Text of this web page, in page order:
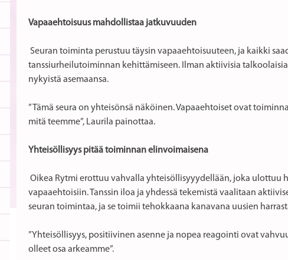
Vapaaehtoisuus mahdollistaa jatkuvuuden
Seuran toiminta perustuu täysin vapaaehtoisuuteen, ja kaikki
tanssiurheilutoiminnan kehittämiseen. Ilman aktiivisia
nykyistä asemaansa.
”Tämä seura on yhteisönsä näköinen. Vapaaehtoiset ovat
mitä teemme”, Laurila painottaa.
Yhteisöllisyys pitää toiminnan elinvoimaisena
Oikea Rytmi erottuu vahvalla yhteisöllisyyydellään, joka
vapaaehtoisiin. Tanssin iloa ja yhdessä tekemistä vaalitaan
seuran toimintaa, ja se toimii tehokkaana kanavana uusien
”Yhteisöllisyys, positiivinen asenne ja nopea reagointi ovat
olleet osa arkeamme”.